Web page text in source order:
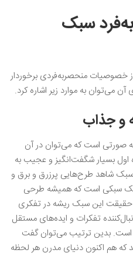
سبک
خصوصیات منحصربه‌فردی برخوردار
می‌توان به موارد زیر اشاره کرد.
و جذاب
صورتی است که می‌توان در آن
اول بسیار شگفت‌انگیز و عجیب به
شاهد طرح‌هایی پرزرق و برق و
سبکی است که همیشه طرحی
حقیقت این سبک ریشه در تفکری
تفکرات و ایده‌های مستقل
است. بدین ترتیب می‌توان گفت
که هم اکنون دنیای مدرن هر لحظه